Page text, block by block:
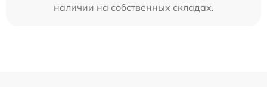
наличии на собственных складах.